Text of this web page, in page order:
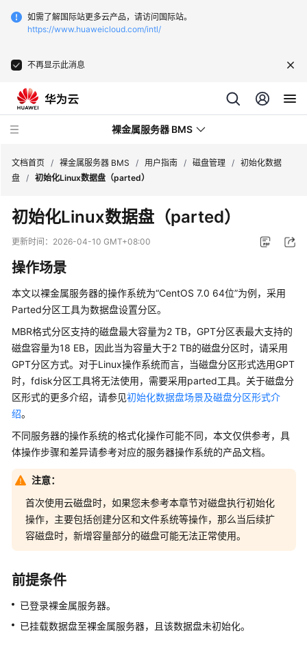
如需了解国际站更多云产品，请访问国际站。
https://www.huaweicloud.com/intl/
不再显示此消息
裸金属服务器 BMS
最
新
动
品
介
绍
计
费
明
快
速
入
门
用
户
指
通
过
IAM
文档首页 / 裸金属服务器 BMS / 用户指南 / 磁盘管理 / 初始化数据
盘 / 初始化Linux数据盘（parted）
初始化Linux数据盘（parted）
更新时间： 2026-04-10 GMT+08:00
操作场景
本文以裸金属服务器的操作系统为“CentOS 7.0 64位”为例，采用
Parted分区工具为数据盘设置分区。
MBR格式分区支持的磁盘最大容量为2 TB，GPT分区表最大支持的
磁盘容量为18 EB，因此当为容量大于2 TB的磁盘分区时，请采用
GPT分区方式。对于Linux操作系统而言，当磁盘分区形式选用GPT
时，fdisk分区工具将无法使用，需要采用parted工具。关于磁盘分
区形式的更多介绍，请参见初始化数据盘场景及磁盘分区形式介
绍。
不同服务器的操作系统的格式化操作可能不同，本文仅供参考，具
体操作步骤和差异请参考对应的服务器操作系统的产品文档。
注意：
首次使用云磁盘时，如果您未参考本章节对磁盘执行初始化
操作，主要包括创建分区和文件系统等操作，那么当后续扩
容磁盘时，新增容量部分的磁盘可能无法正常使用。
前提条件
已登录裸金属服务器。
已挂载数据盘至裸金属服务器，且该数据盘未初始化。